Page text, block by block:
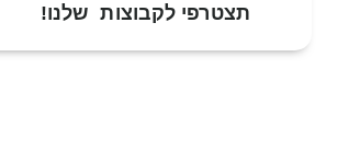
תצטרפי לקבוצות שלנו!